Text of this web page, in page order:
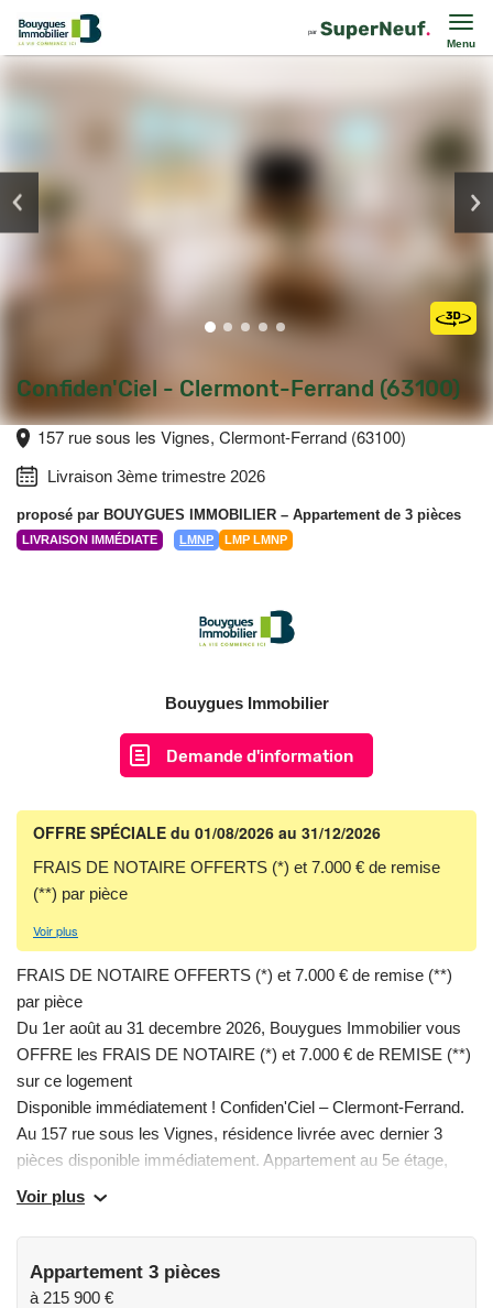
Menu
Confiden'Ciel - Clermont-Ferrand (63100)
157 rue sous les Vignes, Clermont-Ferrand (63100)
Livraison 3ème trimestre 2026
proposé par BOUYGUES IMMOBILIER – Appartement de 3 pièces
LIVRAISON IMMÉDIATE LMNP LMP LMNP
Bouygues Immobilier
Demande d'information
OFFRE SPÉCIALE du 01/08/2026 au 31/12/2026
FRAIS DE NOTAIRE OFFERTS (*) et 7.000 € de remise
(**) par pièce
Voir plus
FRAIS DE NOTAIRE OFFERTS (*) et 7.000 € de remise (**)
par pièce
Du 1er août au 31 decembre 2026, Bouygues Immobilier vous
OFFRE les FRAIS DE NOTAIRE (*) et 7.000 € de REMISE (**)
sur ce logement
Disponible immédiatement ! Confiden'Ciel – Clermont-Ferrand.
Au 157 rue sous les Vignes, résidence livrée avec dernier 3
pièces disponible immédiatement. Appartement au 5e étage,
triple orientation, avec balcon de 10 m², 2 chambres, salle de
commerces, cinéma et tramway à proximité, accès rapide
centre-ville. Cadre de vie équilibré avec nature proche.
Résidence sécurisée, visites sur rendez-vous, emménagement
Voir plus
Appartement 3 pièces
à 215 900 €